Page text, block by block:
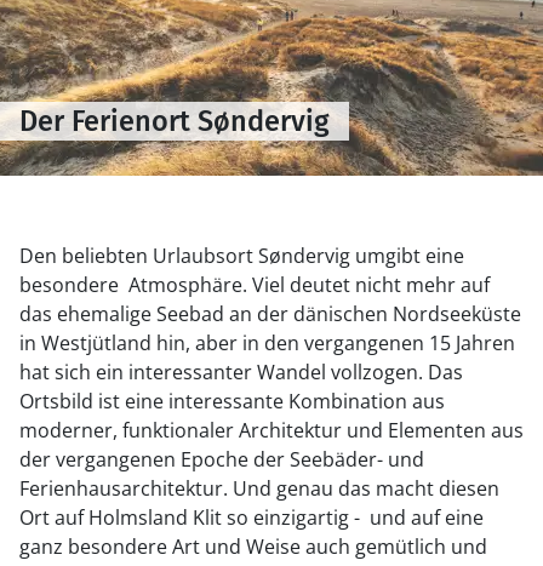
Der Ferienort Søndervig
Den beliebten Urlaubsort Søndervig umgibt eine
besondere Atmosphäre. Viel deutet nicht mehr auf
das ehemalige Seebad an der dänischen Nordseeküste
in Westjütland hin, aber in den vergangenen 15 Jahren
hat sich ein interessanter Wandel vollzogen. Das
Ortsbild ist eine interessante Kombination aus
moderner, funktionaler Architektur und Elementen aus
der vergangenen Epoche der Seebäder- und
Ferienhausarchitektur. Und genau das macht diesen
Ort auf Holmsland Klit so einzigartig - und auf eine
ganz besondere Art und Weise auch gemütlich und